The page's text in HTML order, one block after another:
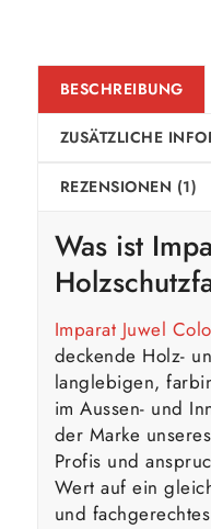
BESCHREIBUNG
ZUSÄTZLICHE
REZENSIONEN (1)
Was ist
Imparat Juwel
deckende Holz-
langlebigen,
im Aussen- und
der Marke
Profis und
Wert auf ein
und